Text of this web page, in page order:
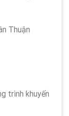
Thuận
trình khuyến